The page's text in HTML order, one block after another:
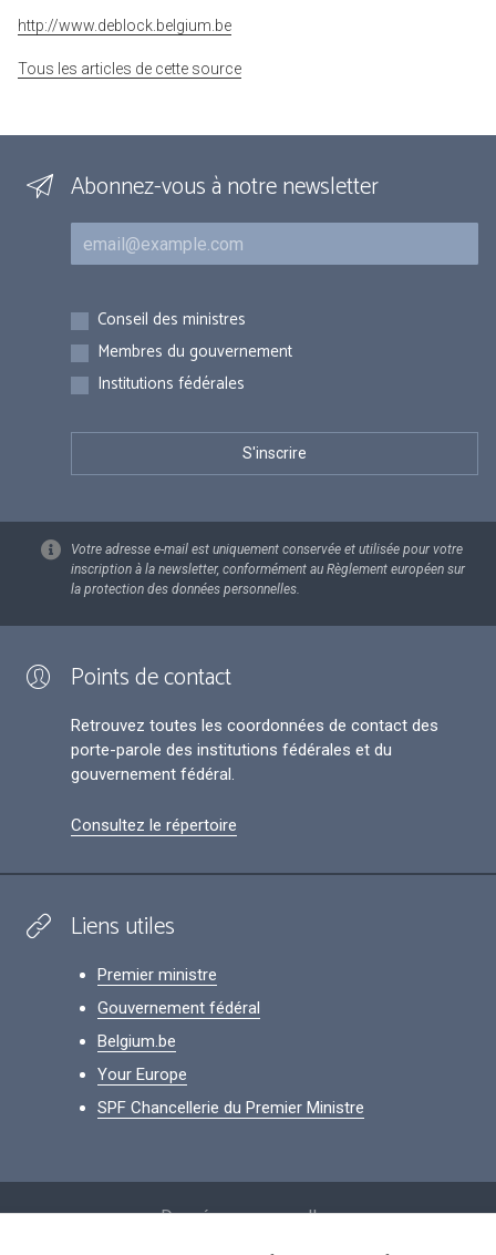
http://www.deblock.belgium.be
Tous les articles de cette source
Abonnez-vous à notre newsletter
Courriel
Inscriptions
Conseil des ministres
Membres du gouvernement
Institutions fédérales
Votre adresse e-mail est uniquement conservée et utilisée pour votre
inscription à la newsletter, conformément au Règlement européen sur
la protection des données personnelles.
Points de contact
Retrouvez toutes les coordonnées de contact des
porte-parole des institutions fédérales et du
gouvernement fédéral.
Consultez le répertoire
Liens utiles
Premier ministre
Gouvernement fédéral
Belgium.be
Your Europe
SPF Chancellerie du Premier Ministre
Données personnelles